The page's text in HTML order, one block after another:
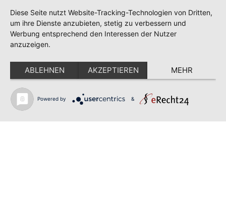
Home
Kontakt
Datenschutzerklärung
Diese Seite nutzt Website-Tracking-Technologien von Dritten,
um ihre Dienste anzubieten, stetig zu verbessern und
Werbung entsprechend den Interessen der Nutzer
anzuzeigen.
ABLEHNEN AKZEPTIEREN MEHR
Powered by &